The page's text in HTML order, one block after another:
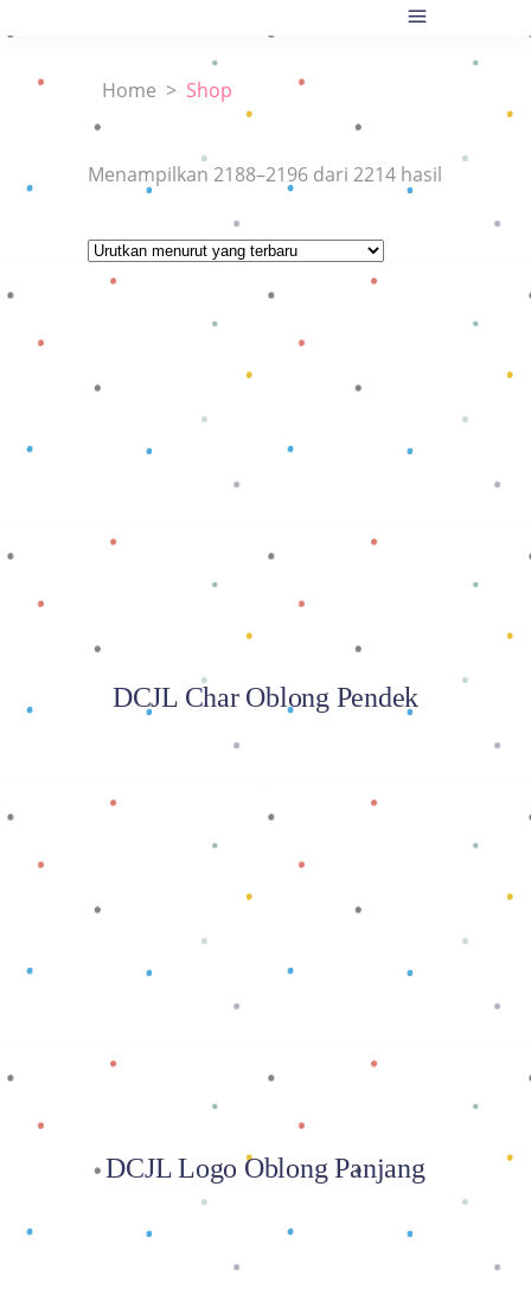
Home > Shop
Menampilkan 2188–2196 dari 2214 hasil
menurut
Baca selengkapnya
DCJL Char Oblong Pendek
Baca selengkapnya
DCJL Logo Oblong Panjang